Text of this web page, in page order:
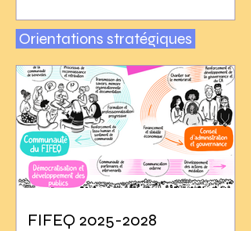
Orientations stratégiques
FIFEQ 2025-2028